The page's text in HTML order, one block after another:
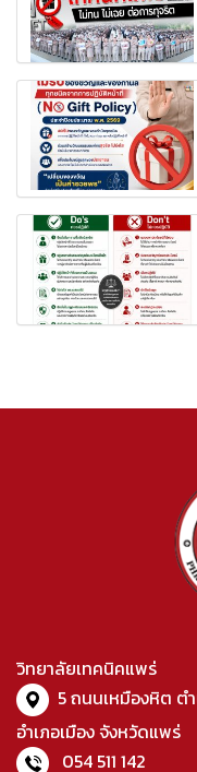
วิทยาลัยเทคนิคแพร่
5 ถนนเหมืองหิต ต
อำเภอเมือง จังหวัดแพร่
054 511 142